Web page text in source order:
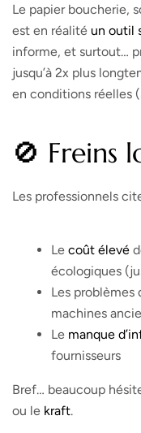
Le papier boucherie,
est en réalité un outil
informe, et surtout…
jusqu’à 2x plus
en conditions réelles
🚫 Freins
Les professionnels
Le coût élevé
écologiques
Les problèmes
machines
Le manque
fournisseurs
Bref… beaucoup
ou le kraft.